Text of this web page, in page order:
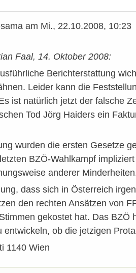
am Mi., 22.10.2008, 10:23
Faal, 14. Oktober 2008:
Berichterstattung
Leider kann die
ist natürlich jetzt der falsche
Tod Jörg Haiders ein
wurden die ersten Gesetze
BZÖ-Wahlkampf
anderer
dass sich in Österreich
den rechten Ansätzen von
gekostet hat. Das
entwickeln, ob die jetzigen
1140 Wien